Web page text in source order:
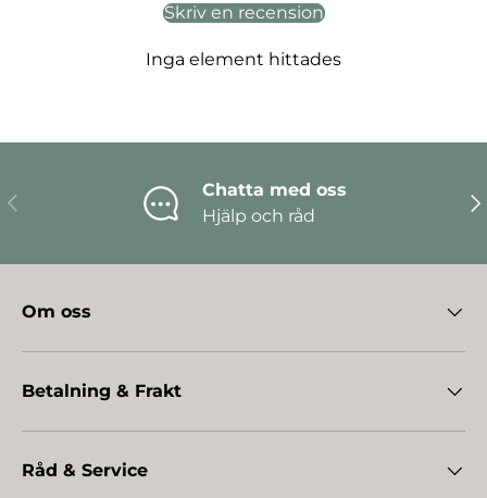
Skriv en recension
Inga element hittades
Föregående
Chatta med oss
Hjälp och råd
Om oss
Betalning & Frakt
Råd & Service